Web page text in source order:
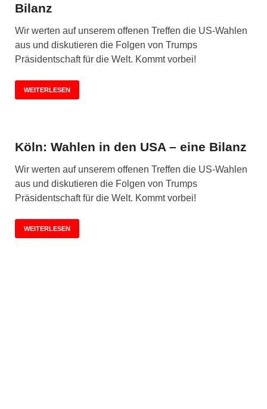
Bilanz
Wir werten auf unserem offenen Treffen die US-Wahlen
aus und diskutieren die Folgen von Trumps
Präsidentschaft für die Welt. Kommt vorbei!
WEITERLESEN
Köln: Wahlen in den USA – eine Bilanz
Wir werten auf unserem offenen Treffen die US-Wahlen
aus und diskutieren die Folgen von Trumps
Präsidentschaft für die Welt. Kommt vorbei!
WEITERLESEN